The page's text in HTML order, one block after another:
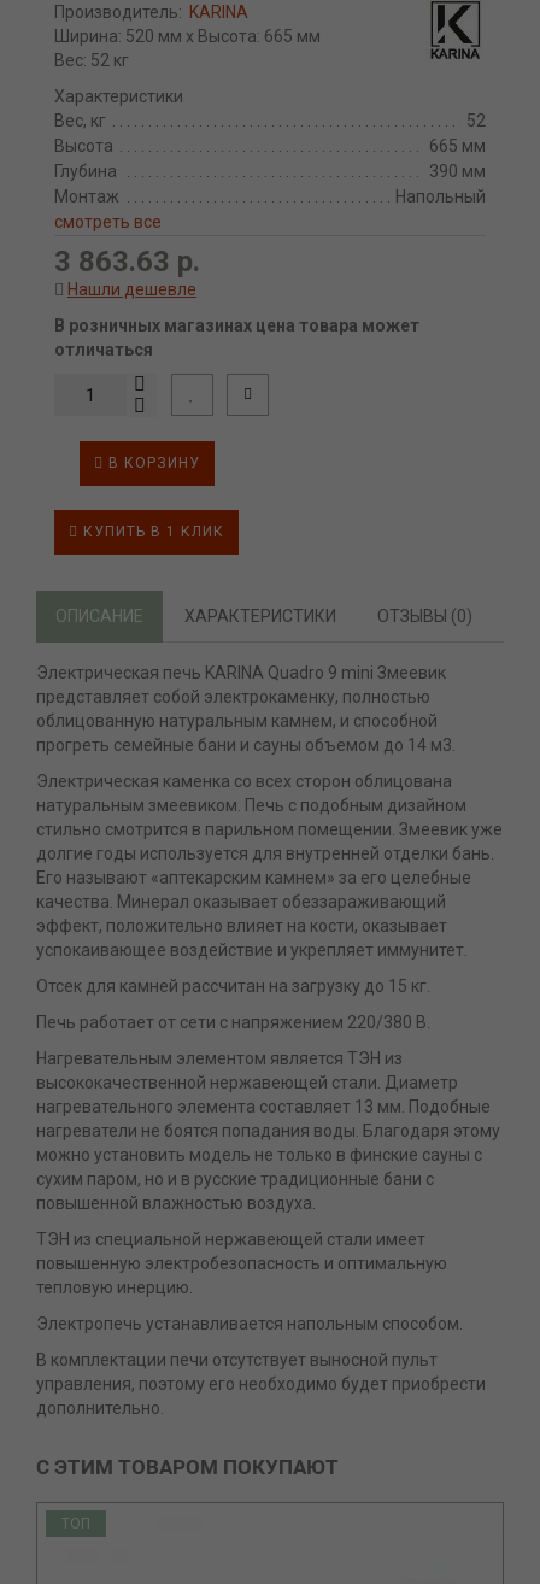
Производитель: KARINA
Ширина: 520 мм x Высота: 665 мм
Вес: 52 кг
Характеристики
Вес, кг
52
Высота
665 мм
Глубина
390 мм
Монтаж
Напольный
смотреть все
3 863.63 р.
Нашли дешевле
В розничных магазинах цена товара может
отличаться
В КОРЗИНУ
КУПИТЬ В 1 КЛИК
ОПИСАНИЕ ХАРАКТЕРИСТИКИ ОТЗЫВЫ (0)
Электрическая печь KARINA Quadro 9 mini Змеевик
представляет собой электрокаменку, полностью
облицованную натуральным камнем, и способной
прогреть семейные бани и сауны объемом до 14 м3.
Электрическая каменка со всех сторон облицована
натуральным змеевиком. Печь с подобным дизайном
стильно смотрится в парильном помещении. Змеевик уже
долгие годы используется для внутренней отделки бань.
Его называют «аптекарским камнем» за его целебные
качества. Минерал оказывает обеззараживающий
эффект, положительно влияет на кости, оказывает
успокаивающее воздействие и укрепляет иммунитет.
Отсек для камней рассчитан на загрузку до 15 кг.
Печь работает от сети с напряжением 220/380 В.
Нагревательным элементом является ТЭН из
высококачественной нержавеющей стали. Диаметр
нагревательного элемента составляет 13 мм. Подобные
нагреватели не боятся попадания воды. Благодаря этому
можно установить модель не только в финские сауны с
сухим паром, но и в русские традиционные бани с
повышенной влажностью воздуха.
ТЭН из специальной нержавеющей стали имеет
повышенную электробезопасность и оптимальную
тепловую инерцию.
Электропечь устанавливается напольным способом.
В комплектации печи отсутствует выносной пульт
управления, поэтому его необходимо будет приобрести
дополнительно.
С ЭТИМ ТОВАРОМ ПОКУПАЮТ
ТОП